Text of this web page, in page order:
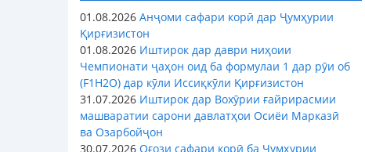
01.08.2026 Анҷоми сафари корӣ дар Ҷумҳурии
Қирғизистон
01.08.2026 Иштирок дар даври ниҳоии
Чемпионати ҷаҳон оид ба формулаи 1 дар рӯи об
(F1H2O) дар кӯли Иссиқкӯли Қирғизистон
31.07.2026 Иштирок дар Вохӯрии ғайрирасмии
машваратии сарони давлатҳои Осиёи Марказӣ
ва Озарбойҷон
30.07.2026 Оғози сафари корӣ ба Ҷумҳурии